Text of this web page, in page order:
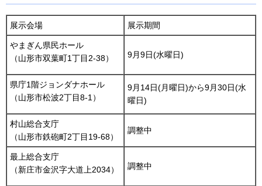
展示会場 展示期間
やまぎん県民ホール
（山形市双葉町1丁目2-38）
9月9日(水曜日)
県庁1階ジョンダナホール
（山形市松波2丁目8-1）
9月14日(月曜日)から9月30日(水
曜日)
村山総合支庁
（山形市鉄砲町2丁目19-68）
調整中
最上総合支庁
（新庄市金沢字大道上2034）
調整中